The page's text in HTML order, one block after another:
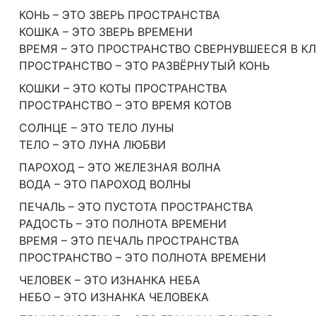
КОНЬ – ЭТО ЗВЕРЬ ПРОСТРАНСТВА
КОШКА – ЭТО ЗВЕРЬ ВРЕМЕНИ
ВРЕМЯ – ЭТО ПРОСТРАНСТВО СВЕРНУВШЕЕСЯ В
ПРОСТРАНСТВО – ЭТО РАЗВЁРНУТЫЙ КОНЬ
КОШКИ – ЭТО КОТЫ ПРОСТРАНСТВА
ПРОСТРАНСТВО – ЭТО ВРЕМЯ КОТОВ
СОЛНЦЕ – ЭТО ТЕЛО ЛУНЫ
ТЕЛО – ЭТО ЛУНА ЛЮБВИ
ПАРОХОД – ЭТО ЖЕЛЕЗНАЯ ВОЛНА
ВОДА – ЭТО ПАРОХОД ВОЛНЫ
ПЕЧАЛЬ – ЭТО ПУСТОТА ПРОСТРАНСТВА
РАДОСТЬ – ЭТО ПОЛНОТА ВРЕМЕНИ
ВРЕМЯ – ЭТО ПЕЧАЛЬ ПРОСТРАНСТВА
ПРОСТРАНСТВО – ЭТО ПОЛНОТА ВРЕМЕНИ
ЧЕЛОВЕК – ЭТО ИЗНАНКА НЕБА
НЕБО – ЭТО ИЗНАНКА ЧЕЛОВЕКА